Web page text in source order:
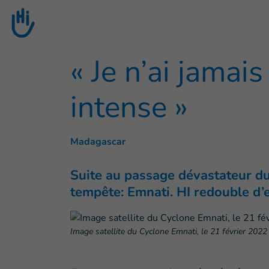
Goto main content
« Je n’ai
intense »
Madagascar
Suite au passage dévastateur
tempête: Emnati. HI redouble
Image satellite du Cyclone Emnati, le 21 février 2022